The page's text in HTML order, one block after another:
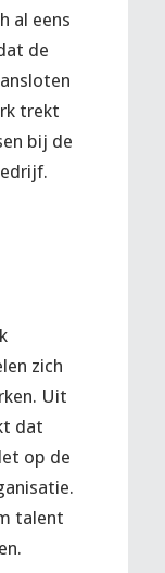
al eens
de
trekt
bij de
zich
Uit
dat
op de
talent